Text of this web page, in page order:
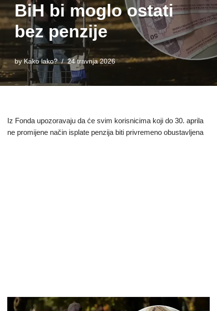
BiH bi moglo ostati
bez penzije
by Kako lako? 24 travnja 2026
Iz Fonda upozoravaju da će svim korisnicima koji do 30. aprila
ne promijene način isplate penzija biti privremeno obustavljena